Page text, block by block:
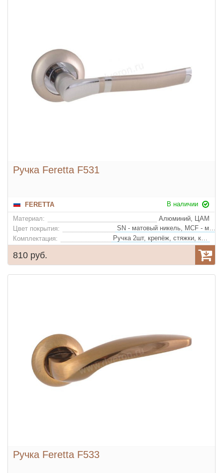
Ручка Feretta F531
FERETTA
В наличии
Материал:
Алюминий, ЦАМ
Цвет покрытия:
SN - матовый никель, MCF - матовый кофе, PCF - глянцевый кофе
Комплектация:
Ручка 2шт, крепёж, стяжки, квадрат
810 руб.
Ручка Feretta F533